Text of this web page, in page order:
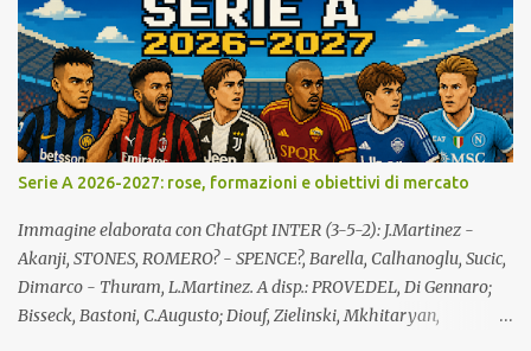
o
m
m
e
n
t
o
Serie A 2026-2027: rose, formazioni e obiettivi di mercato
Immagine elaborata con ChatGpt INTER (3-5-2): J.Martinez -
Akanji, STONES, ROMERO? - SPENCE?, Barella, Calhanoglu, Sucic,
Dimarco - Thuram, L.Martinez. A disp.: PROVEDEL, Di Gennaro;
Bisseck, Bastoni, C.Augusto; Diouf, Zielinski, Mkhitaryan,